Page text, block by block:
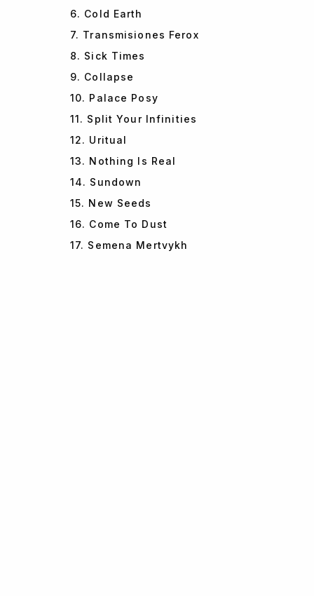
6. Cold Earth
7. Transmisiones Ferox
8. Sick Times
9. Collapse
10. Palace Posy
11. Split Your Infinities
12. Uritual
13. Nothing Is Real
14. Sundown
15. New Seeds
16. Come To Dust
17. Semena Mertvykh